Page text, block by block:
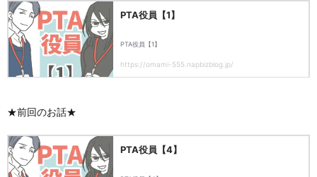
★前回のお話★